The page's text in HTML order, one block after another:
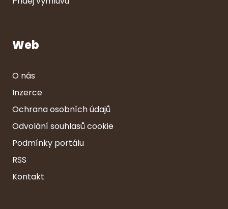
Web
O nás
Inzerce
Ochrana osobních údajů
Odvolání souhlasů cookie
Podmínky portálu
RSS
Kontakt